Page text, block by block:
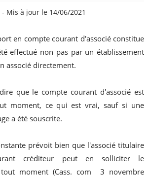
- Mis à jour le 14/06/2021
en compte courant d'associé constitue
effectué non pas par un établissement
associé directement.
que le compte courant d'associé est
moment, ce qui est vrai, sauf si une
a été souscrite.
prévoit bien que l'associé titulaire
créditeur peut en solliciter le
moment (Cass. com 3 novembre